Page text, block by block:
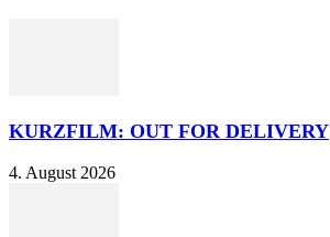
KURZFILM: OUT FOR DELIVERY
4. August 2026